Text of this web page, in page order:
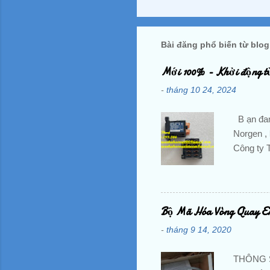
Bài đăng phổ biến từ
Mới 100% - Khởi động
- tháng 10 24, 2024
B ạn
Norgen
Công ty
Dương,
Bộ Mã Hóa Vòng Quay
- tháng 9 14, 2020
THÔNG